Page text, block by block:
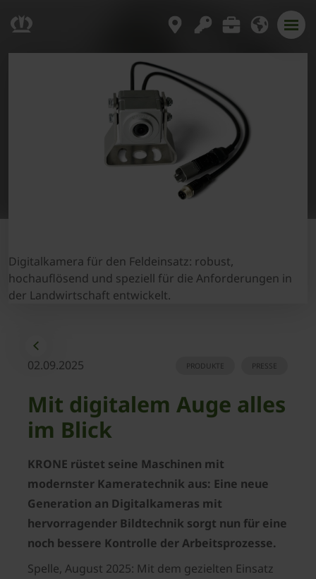
Digitalkamera für den Feldeinsatz: robust,
hochauflösend und speziell für die Anforderungen in
der Landwirtschaft entwickelt.
02.09.2025 PRESSE
PRODUKTE
Mit digitalem Auge alles
im Blick
KRONE rüstet seine Maschinen mit
modernster Kameratechnik aus: Eine neue
Generation an Digitalkameras mit
hervorragender Bildtechnik sorgt nun für eine
noch bessere Kontrolle der Arbeitsprozesse.
Spelle, August 2025: Mit dem gezielten Einsatz